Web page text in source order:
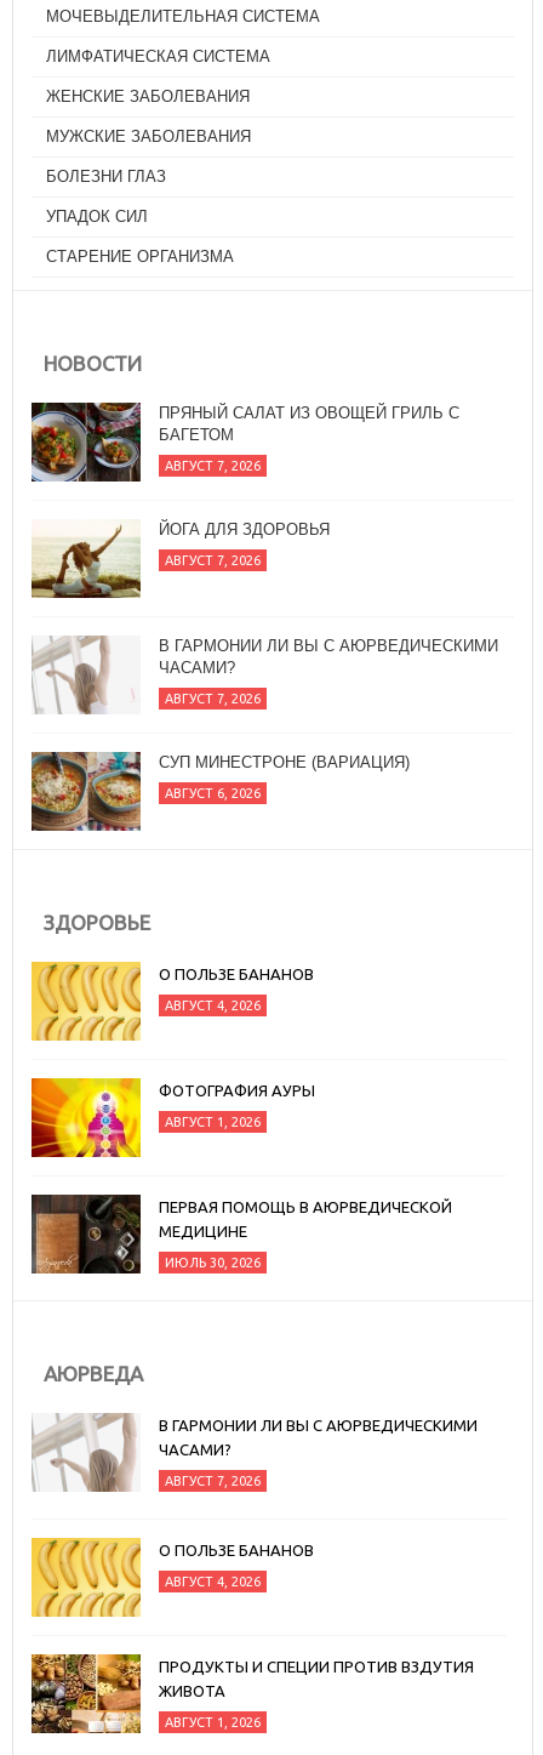
МОЧЕВЫДЕЛИТЕЛЬНАЯ СИСТЕМА
ЛИМФАТИЧЕСКАЯ СИСТЕМА
ЖЕНСКИЕ ЗАБОЛЕВАНИЯ
МУЖСКИЕ ЗАБОЛЕВАНИЯ
БОЛЕЗНИ ГЛАЗ
УПАДОК СИЛ
СТАРЕНИЕ ОРГАНИЗМА
НОВОСТИ
ЙОГА ДЛЯ ЗДОРОВЬЯ
АВГУСТ 7, 2026
В ГАРМОНИИ ЛИ ВЫ С АЮРВЕДИЧЕСКИМИ
ЧАСАМИ?
СУП МИНЕСТРОНЕ (ВАРИАЦИЯ)
АВГУСТ 6, 2026
ПРЯНЫЙ САЛАТ ИЗ ОВОЩЕЙ ГРИЛЬ С
БАГЕТОМ
ЗДОРОВЬЕ
О ПОЛЬЗЕ БАНАНОВ
АВГУСТ 4, 2026
ФОТОГРАФИЯ АУРЫ
АВГУСТ 1, 2026
ПЕРВАЯ ПОМОЩЬ В АЮРВЕДИЧЕСКОЙ
МЕДИЦИНЕ
ИЮЛЬ 30, 2026
АЮРВЕДА
В ГАРМОНИИ ЛИ ВЫ С АЮРВЕДИЧЕСКИМИ
ЧАСАМИ?
АВГУСТ 7, 2026
О ПОЛЬЗЕ БАНАНОВ
АВГУСТ 4, 2026
ПРОДУКТЫ И СПЕЦИИ ПРОТИВ ВЗДУТИЯ
ЖИВОТА
АВГУСТ 1, 2026